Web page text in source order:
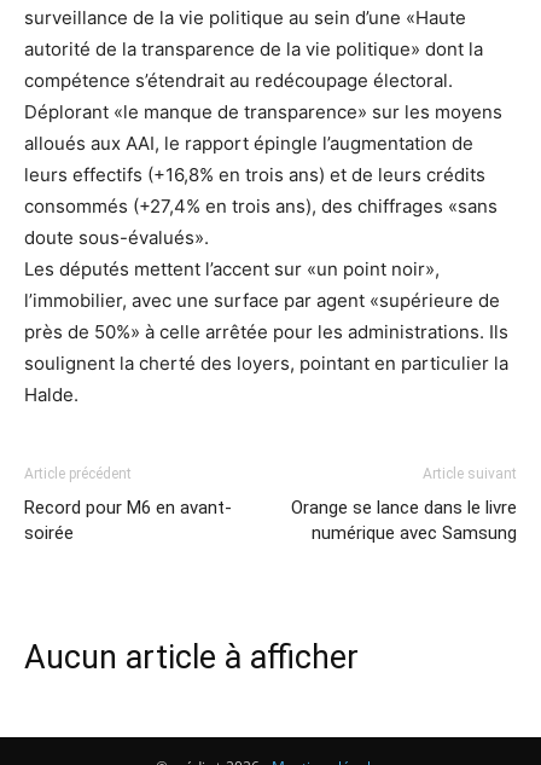
surveillance de la vie politique au sein d’une «Haute
autorité de la transparence de la vie politique» dont la
compétence s’étendrait au redécoupage électoral.
Déplorant «le manque de transparence» sur les moyens
alloués aux AAI, le rapport épingle l’augmentation de
leurs effectifs (+16,8% en trois ans) et de leurs crédits
consommés (+27,4% en trois ans), des chiffrages «sans
doute sous-évalués».
Les députés mettent l’accent sur «un point noir»,
l’immobilier, avec une surface par agent «supérieure de
près de 50%» à celle arrêtée pour les administrations. Ils
soulignent la cherté des loyers, pointant en particulier la
Halde.
Article précédent
Record pour M6 en avant-
soirée
Article suivant
Orange se lance dans le livre
numérique avec Samsung
Aucun article à afficher